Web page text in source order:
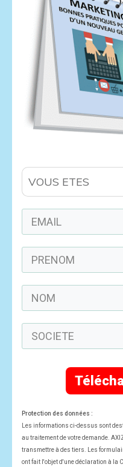
VOUS ETES
Protection des données :
Les informations ci-dessus sont
au traitement de votre demande.
transmettre à des tiers. Les
ont fait l'objet d'une déclaration à la